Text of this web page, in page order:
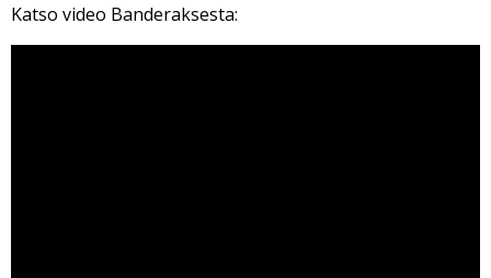
Katso video Banderaksesta: